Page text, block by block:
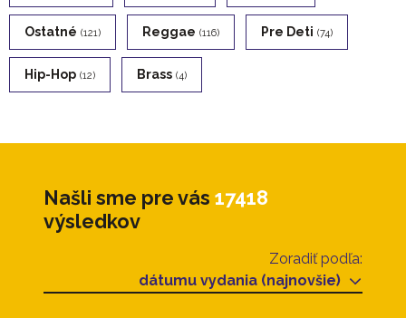
Ostatné (121) Reggae (116) Pre Deti (74)
Hip-Hop (12) Brass (4)
Našli sme pre vás 17418
výsledkov
Zoradiť podľa:
dátumu vydania (najnovšie)